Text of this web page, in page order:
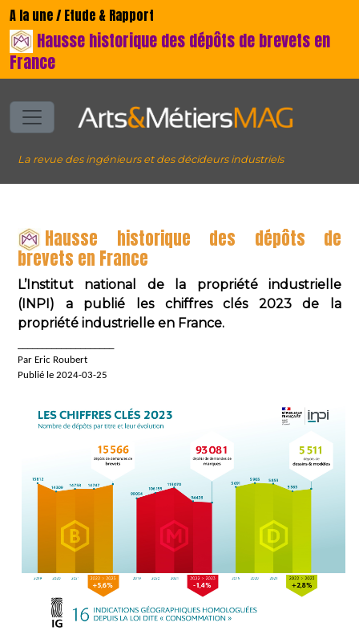
A la une / Etude & Rapport
Hausse historique des dépôts de brevets en
France
La revue des ingénieurs et des décideurs industriels
Hausse historique des dépôts de
brevets en France
L’Institut national de la propriété industrielle
(INPI) a publié les chiffres clés 2023 de la
propriété industrielle en France.
Par Eric Roubert
Publié le 2024-03-25